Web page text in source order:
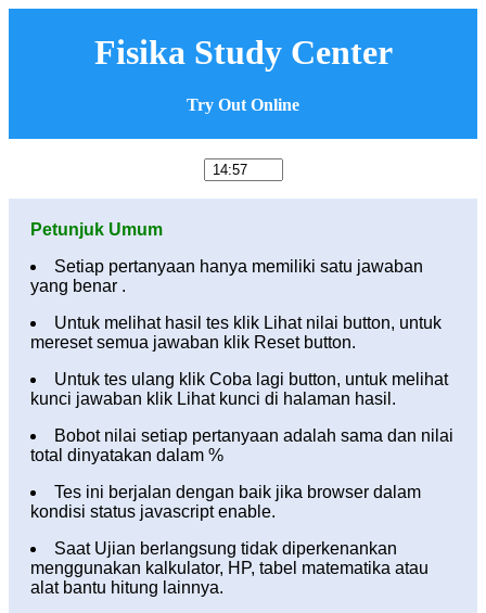
Fisika Study Center
Try Out Online
Petunjuk Umum
Setiap pertanyaan hanya memiliki satu jawaban
yang benar .
Untuk melihat hasil tes klik Lihat nilai button, untuk
mereset semua jawaban klik Reset button.
Untuk tes ulang klik Coba lagi button, untuk melihat
kunci jawaban klik Lihat kunci di halaman hasil.
Bobot nilai setiap pertanyaan adalah sama dan nilai
total dinyatakan dalam %
Tes ini berjalan dengan baik jika browser dalam
kondisi status javascript enable.
Saat Ujian berlangsung tidak diperkenankan
menggunakan kalkulator, HP, tabel matematika atau
alat bantu hitung lainnya.